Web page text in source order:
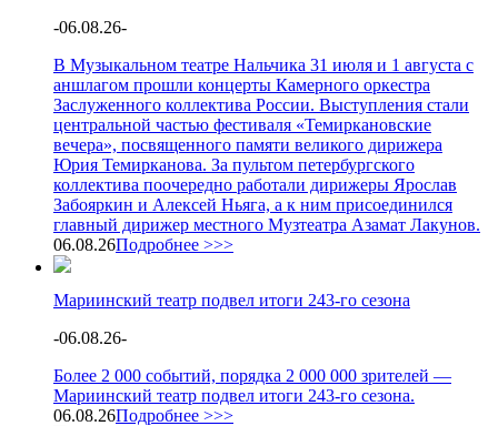
-06.08.26-
В Музыкальном театре Нальчика 31 июля и 1 августа с
аншлагом прошли концерты Камерного оркестра
Заслуженного коллектива России. Выступления стали
центральной частью фестиваля «Темиркановские
вечера», посвященного памяти великого дирижера
Юрия Темирканова. За пультом петербургского
коллектива поочередно работали дирижеры Ярослав
Забояркин и Алексей Ньяга, а к ним присоединился
главный дирижер местного Музтеатра Азамат Лакунов.
06.08.26Подробнее >>>
Мариинский театр подвел итоги 243-го сезона
-06.08.26-
Более 2 000 событий, порядка 2 000 000 зрителей —
Мариинский театр подвел итоги 243-го сезона.
06.08.26Подробнее >>>